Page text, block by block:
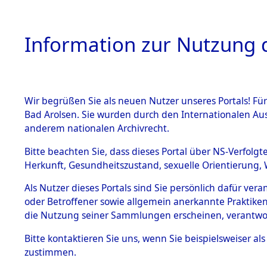
HOME
BESTÄNDE
Inhaftierungsdoku
mente
1.2.9 Beim ITS
verwahrte
1.2.9.1
Effekten aus
0004
Information zur Nutzung
Wir begrüßen Sie als neuen Nutzer unseres Portals!
Bad Arolsen. Sie wurden durch den Internationalen
anderem nationalen Archivrecht.
Bitte beachten Sie, dass dieses Portal über NS-
Herkunft, Gesundheitszustand, sexuelle
Als Nutzer dieses Portals sind Sie persönlich dafür
oder Betroffener sowie allgemein anerkannte
die Nutzung seiner Sammlungen erscheinen,
Bitte kontaktieren Sie uns, wenn Sie beispielsweiser
zustimmen.